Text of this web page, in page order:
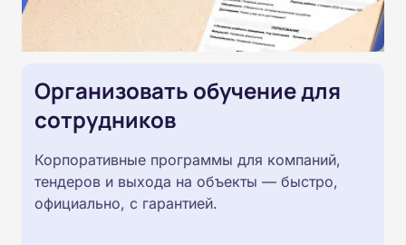
Организовать обучение для
сотрудников
Корпоративные программы для компаний,
тендеров и выхода на объекты — быстро,
официально, с гарантией.